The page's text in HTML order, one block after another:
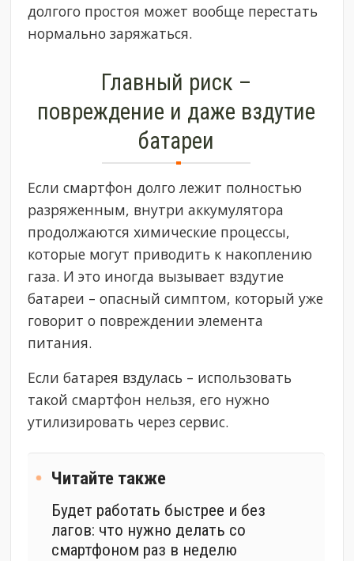
долгого простоя может вообще перестать
нормально заряжаться.
Главный риск –
повреждение и даже вздутие
батареи
Если смартфон долго лежит полностью
разряженным, внутри аккумулятора
продолжаются химические процессы,
которые могут приводить к накоплению
газа. И это иногда вызывает вздутие
батареи – опасный симптом, который уже
говорит о повреждении элемента
питания.
Если батарея вздулась – использовать
такой смартфон нельзя, его нужно
утилизировать через сервис.
Читайте также
Будет работать быстрее и без
лагов: что нужно делать со
смартфоном раз в неделю